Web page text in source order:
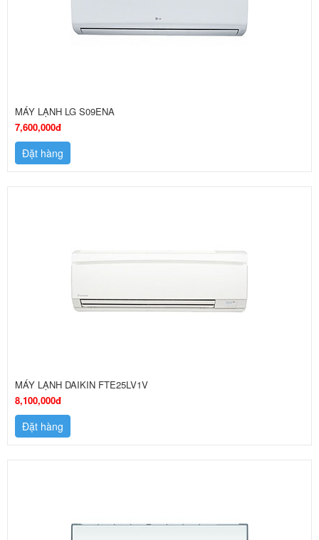
MÁY LẠNH LG S09ENA
7,600,000đ
Đặt hàng
MÁY LẠNH DAIKIN FTE25LV1V
8,100,000đ
Đặt hàng